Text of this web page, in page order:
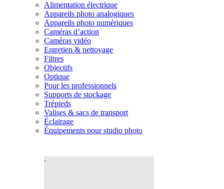
Alimentation électrique
Appareils photo analogiques
Appareils photo numériques
Caméras d’action
Caméras vidéo
Entretien & nettoyage
Filtres
Objectifs
Optique
Pour les professionnels
Supports de stockage
Trépieds
Valises & sacs de transport
Éclairage
Équipements pour studio photo